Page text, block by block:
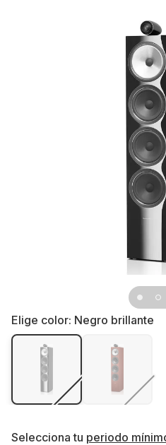
Elige color: Negro brillante
Selecciona tu periodo